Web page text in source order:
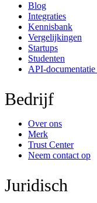
Blog
Integraties
Kennisbank
Vergelijkingen
Startups
Studenten
API-documentatie
Bedrijf
Over ons
Merk
Trust Center
Neem contact op
Juridisch